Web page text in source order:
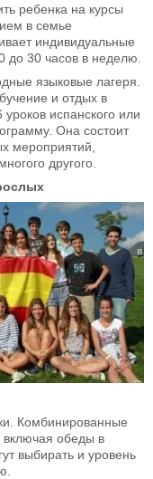
ребенка на курсы
в семье
индивидуальные
до 30 часов в неделю.
языковые лагеря.
и отдых в
испанского или
Она состоит
мероприятий,
другого.
Комбинированные
включая обеды в
выбирать и уровень